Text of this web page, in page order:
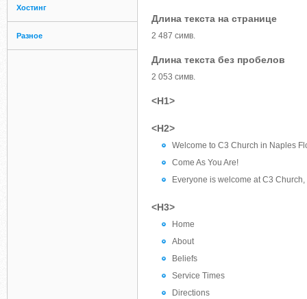
Хостинг
Разное
Длина текста на странице
2 487 симв.
Длина текста без пробелов
2 053 симв.
<H1>
<H2>
Welcome to C3 Church in Naples
Come As You Are!
Everyone is welcome at C3
<H3>
Home
About
Beliefs
Service Times
Directions